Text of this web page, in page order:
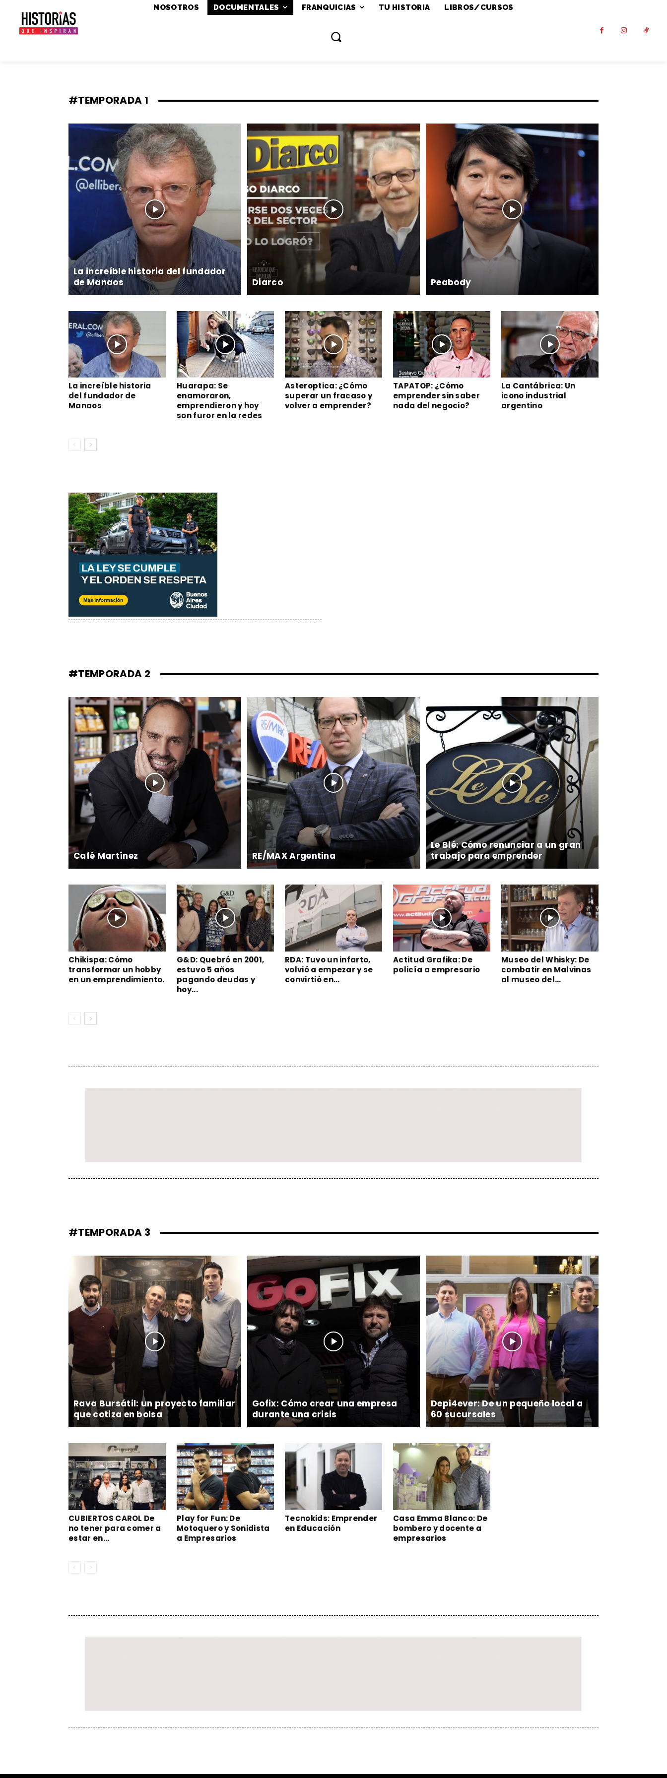
NOSOTROS DOCUMENTALES FRANQUICIAS TU HISTORIA LIBROS/CURSOS
#TEMPORADA 1
La increíble historia del fundador
de Manaos
Diarco Peabody
La increíble historia
del fundador de
Manaos
Huarapa: Se
enamoraron,
emprendieron y hoy
son furor en la redes
Asteroptica: ¿Cómo
superar un fracaso y
volver a emprender?
TAPATOP: ¿Cómo
emprender sin saber
nada del negocio?
La Cantábrica: Un
icono industrial
argentino
#TEMPORADA 2
Café Martínez RE/MAX Argentina
Le Blé: Cómo renunciar a un gran
trabajo para emprender
Chikispa: Cómo
transformar un hobby
en un emprendimiento.
G&D: Quebró en 2001,
estuvo 5 años
pagando deudas y
hoy...
RDA: Tuvo un infarto,
volvió a empezar y se
convirtió en...
Actitud Grafika: De
policía a empresario
Museo del Whisky: De
combatir en Malvinas
al museo del...
#TEMPORADA 3
Rava Bursátil: un proyecto familiar
que cotiza en bolsa
Gofix: Cómo crear una empresa
durante una crisis
Depi4ever: De un pequeño local a
60 sucursales
CUBIERTOS CAROL De
no tener para comer a
estar en...
Play for Fun: De
Motoquero y Sonidista
a Empresarios
Tecnokids: Emprender
en Educación
Casa Emma Blanco: De
bombero y docente a
empresarios